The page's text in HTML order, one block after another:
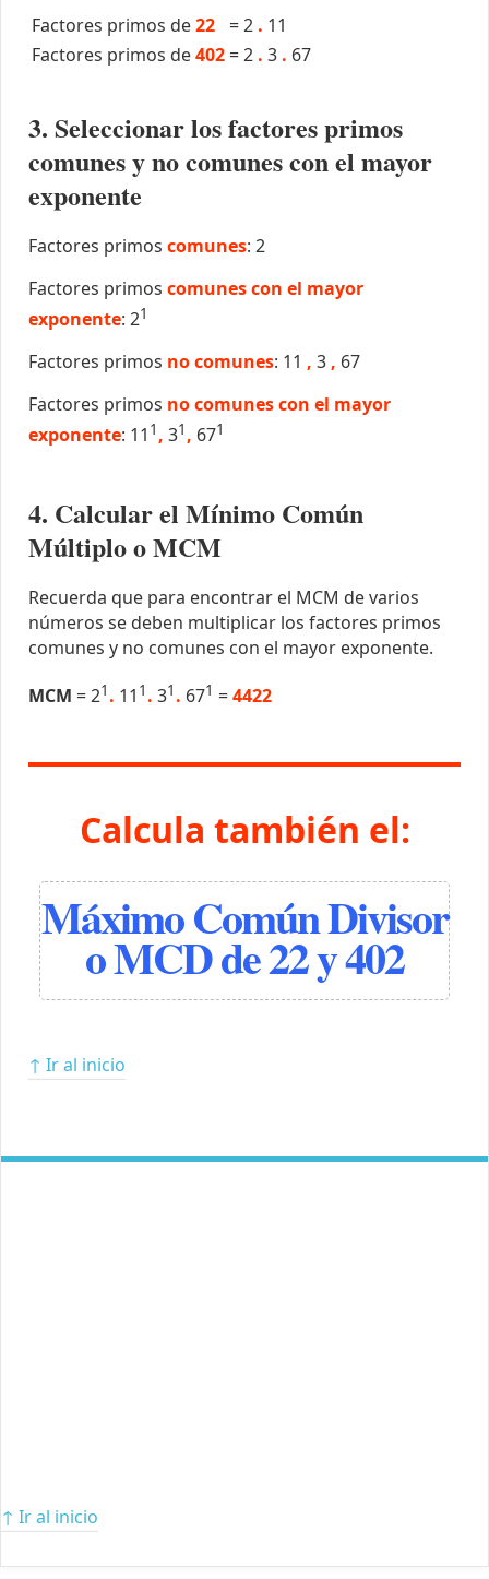
Factores primos de22 =2 . 11
Factores primos de402 =2 . 3 . 67
3. Seleccionar los factores primos
comunes y no comunes con el mayor
exponente
Factores primos comunes: 2
Factores primos comunes con el mayor
exponente: 21
Factores primos no comunes: 11 , 3 , 67
Factores primos no comunes con el mayor
exponente: 11 1 , 31 , 671
4. Calcular el Mínimo Común
Múltiplo o MCM
Recuerda que para encontrar el MCM de varios
números se deben multiplicar los factores primos
comunes y no comunes con el mayor exponente.
MCM = 21 . 11 1 . 31 . 671 =4422
Calcula también el:
Máximo Común Divisor
o MCD de 22 y 402
↑ Ir al inicio
↑ Ir al inicio